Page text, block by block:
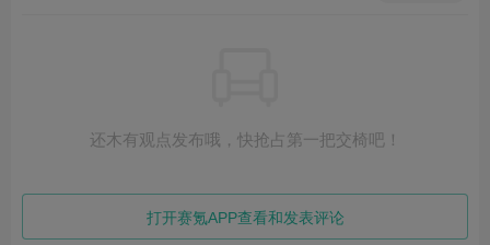
还木有观点发布哦，快抢占第一把交椅吧！
打开赛氪APP查看和发表评论